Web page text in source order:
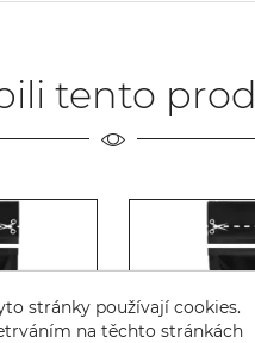
tento
stránky používají cookies.
na těchto stránkách